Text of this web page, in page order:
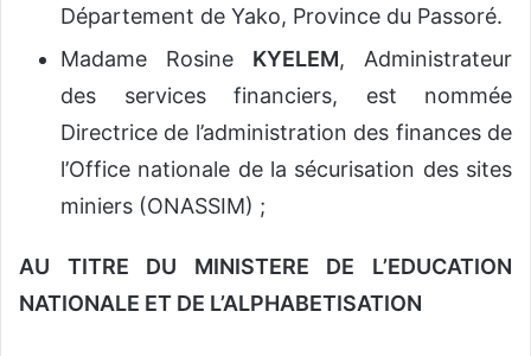
Département de Yako, Province du Passoré.
Madame Rosine KYELEM, Administrateur
des services financiers, est nommée
Directrice de l’administration des finances de
l’Office nationale de la sécurisation des sites
miniers (ONASSIM) ;
AU TITRE DU MINISTERE DE L’EDUCATION
NATIONALE ET DE L’ALPHABETISATION